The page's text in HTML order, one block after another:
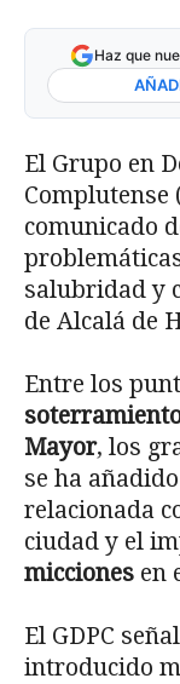
Haz que
El Grupo en
Complutense
comunicado
salubridad y
de Alcalá de
Entre los
Mayor, los
se ha
relacionada
ciudad y el
micciones en
El GDPC
introducido